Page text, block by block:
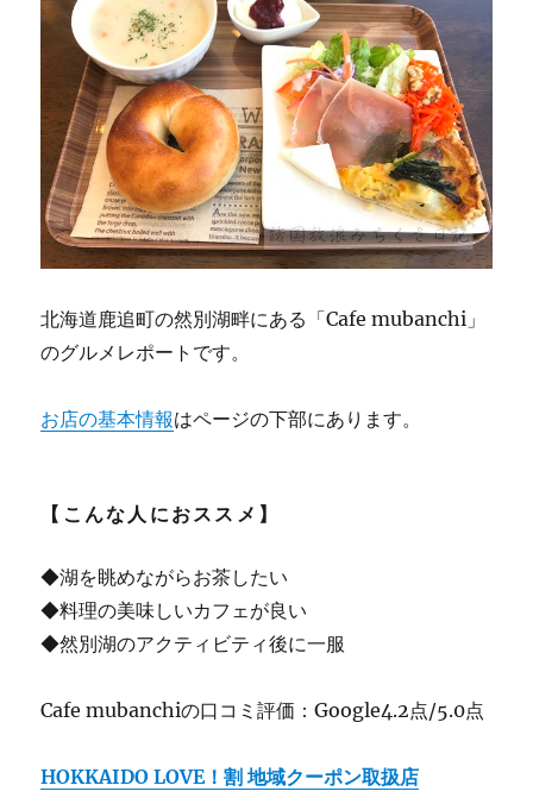
北海道鹿追町の然別湖畔にある「Cafe mubanchi」
のグルメレポートです。
お店の基本情報はページの下部にあります。
【こんな人におススメ】
◆湖を眺めながらお茶したい
◆料理の美味しいカフェが良い
◆然別湖のアクティビティ後に一服
Cafe mubanchiの口コミ評価：Google4.2点/5.0点
HOKKAIDO LOVE！割 地域クーポン取扱店